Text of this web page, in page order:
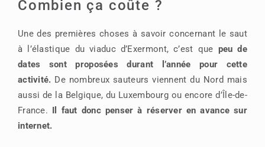
Combien ça coûte ?
Une des premières choses à savoir concernant le saut
à l’élastique du viaduc d’Exermont, c’est que peu de
dates sont proposées durant l’année pour cette
activité. De nombreux sauteurs viennent du Nord mais
aussi de la Belgique, du Luxembourg ou encore d’Île-de-
France. Il faut donc penser à réserver en avance sur
internet.